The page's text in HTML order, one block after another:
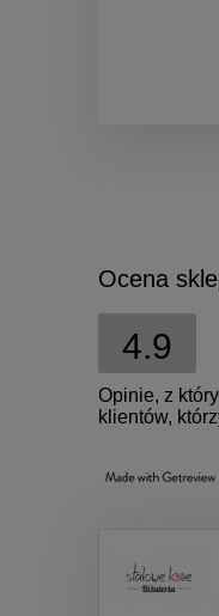
Ocena
4.9
Opinie, z
klientów,